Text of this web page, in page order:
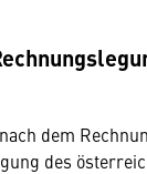
dem
des